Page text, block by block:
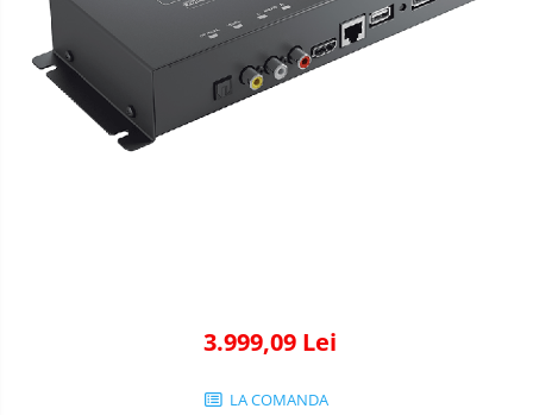
3.999,09 Lei
LA COMANDA